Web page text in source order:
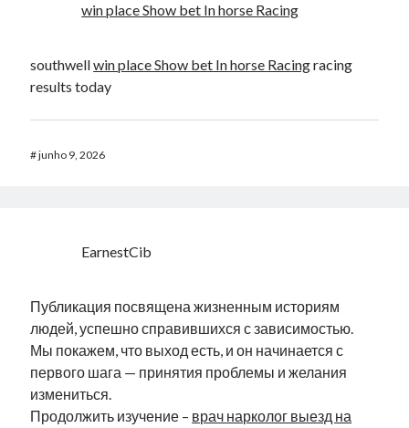
win place Show bet In horse Racing​
southwellwin place Show bet In horse Racing​racing
results today​
#junho 9, 2026
EarnestCib
Публикация посвящена жизненным историям
людей, успешно справившихся с зависимостью.
Мы покажем, что выход есть, и он начинается с
первого шага — принятия проблемы и желания
измениться.
Продолжить изучение – врач нарколог выезд на